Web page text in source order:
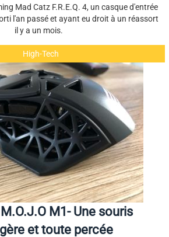
Mad Catz F.R.E.Q. 4, un casque d'entrée
l'an passé et ayant eu droit à un réassort
il y a un mois.
High-Tech
M1- Une souris
et toute percée